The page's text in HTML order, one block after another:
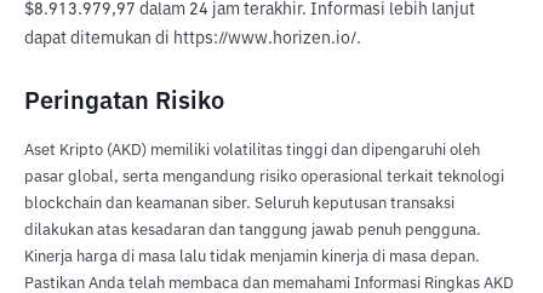
$8.913.979,97 dalam 24 jam terakhir. Informasi lebih lanjut
dapat ditemukan di https://www.horizen.io/.
Peringatan Risiko
Aset Kripto (AKD) memiliki volatilitas tinggi dan dipengaruhi oleh
pasar global, serta mengandung risiko operasional terkait teknologi
blockchain dan keamanan siber. Seluruh keputusan transaksi
dilakukan atas kesadaran dan tanggung jawab penuh pengguna.
Kinerja harga di masa lalu tidak menjamin kinerja di masa depan.
Pastikan Anda telah membaca dan memahami Informasi Ringkas AKD